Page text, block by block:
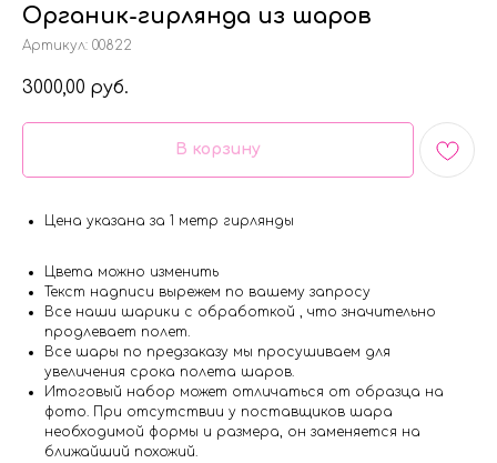
Органик-гирлянда из шаров
Артикул: 00822
3000,00 руб.
В корзину
Цена указана за 1 метр гирлянды
Цвета можно изменить
Текст надписи вырежем по вашему запросу
Все наши шарики с обработкой , что значительно
продлевает полет.
Все шары по предзаказу мы просушиваем для
увеличения срока полета шаров.
Итоговый набор может отличаться от образца на
фото. При отсутствии у поставщиков шара
необходимой формы и размера, он заменяется на
ближайший похожий.